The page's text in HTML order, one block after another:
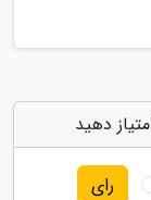
دهید
رای